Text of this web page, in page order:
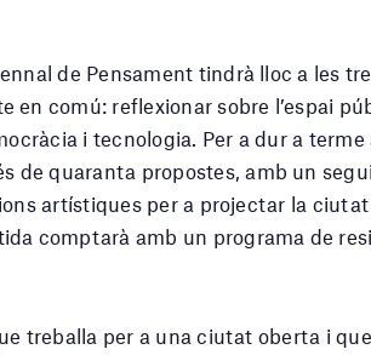
de Pensament tindrà lloc a les
en comú: reflexionar sobre l’espai
i tecnologia. Per a dur a
de quaranta propostes, amb un
artístiques per a projectar la
comptarà amb un programa de
treballa per a una ciutat oberta i